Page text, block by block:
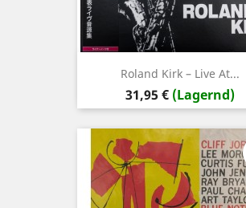
Roland Kirk – Live At...
Preis
31,95 € (Lagernd)